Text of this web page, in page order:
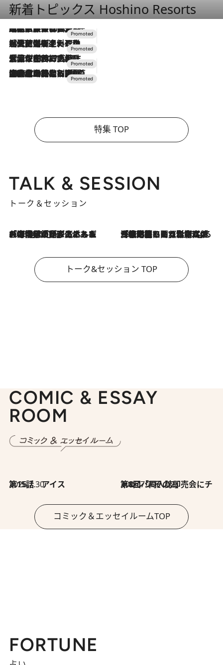
新着トピックス Hoshino Resorts
2026.7.31
【ホテル帰省】という選択肢をOMOが提案。家族とほどよい距離を保つには「昼は実家、夜は気兼ねなくホテルで！」
2026.7.24
【夏限定ディナーコース】旬を迎える稚鮎や花ズッキーニなどをイタリア・トスカーナの郷土料理の手法で満喫！
2026.7.17
「土佐和ハーブかき氷」がOMO7高知に登場！生姜、山椒、大葉など目にも舌にも涼を呼ぶ郷土の味
2026.7.10
NEW OPEN！【界 草津】名湯の地に誕生。趣の異なる2種の温泉と上州ならではの会席・蕎麦割烹など美食を味わう究極の癒やし旅
特集 TOP
TALK & SESSION
トーク＆セッション
2026.8.3
「今後値上げがあるとすれば…」「リスクがあるのは今年の冬」エネルギー専門家が語る、ホルムズ海峡封鎖が家庭にもたらす“ある心配” 2026.8.3
「住宅建てられない…」「サーチャージ料の高値が続いている」ホルムズ海峡封鎖による影響はいつまで続く？《エネルギー専門家に聞く“どうなる日本の暮らし”》
トーク&セッション TOP
COMIC & ESSAY
ROOM
2026.7.30
第15話 アイス 2026.7.30
第8回「同人誌即売会にチャレンジ その2」
コミック＆エッセイルームTOP
FORTUNE